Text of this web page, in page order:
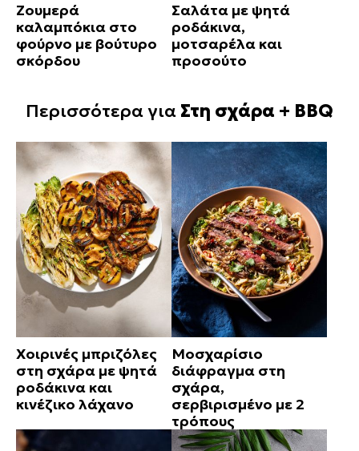
Ζουμερά
καλαμπόκια στο
φούρνο με βούτυρο
σκόρδου
Σαλάτα με ψητά
ροδάκινα,
μοτσαρέλα και
προσούτο
Περισσότερα για Στη σχάρα + BBQ
Χοιρινές μπριζόλες
στη σχάρα με ψητά
ροδάκινα και
κινέζικο λάχανο
Μοσχαρίσιο
διάφραγμα στη
σχάρα,
σερβιρισμένο με 2
τρόπους